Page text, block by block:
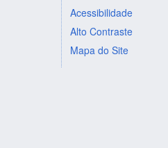
Acessibilidade
Alto Contraste
Mapa do Site